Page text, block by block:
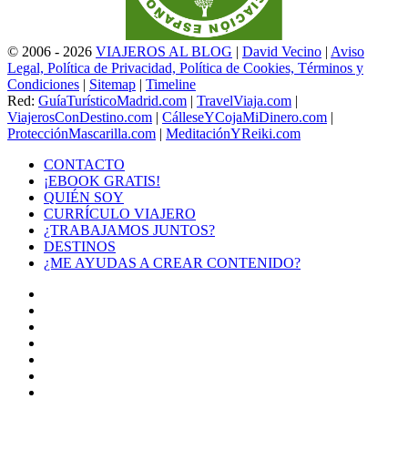
© 2006 - 2026 VIAJEROS AL BLOG | David Vecino | Aviso
Legal, Política de Privacidad, Política de Cookies, Términos y
Condiciones | Sitemap | Timeline
Red: GuíaTurísticoMadrid.com | TravelViaja.com |
ViajerosConDestino.com | CálleseYCojaMiDinero.com |
ProtecciónMascarilla.com | MeditaciónYReiki.com
CONTACTO
¡EBOOK GRATIS!
QUIÉN SOY
CURRÍCULO VIAJERO
¿TRABAJAMOS JUNTOS?
DESTINOS
¿ME AYUDAS A CREAR CONTENIDO?